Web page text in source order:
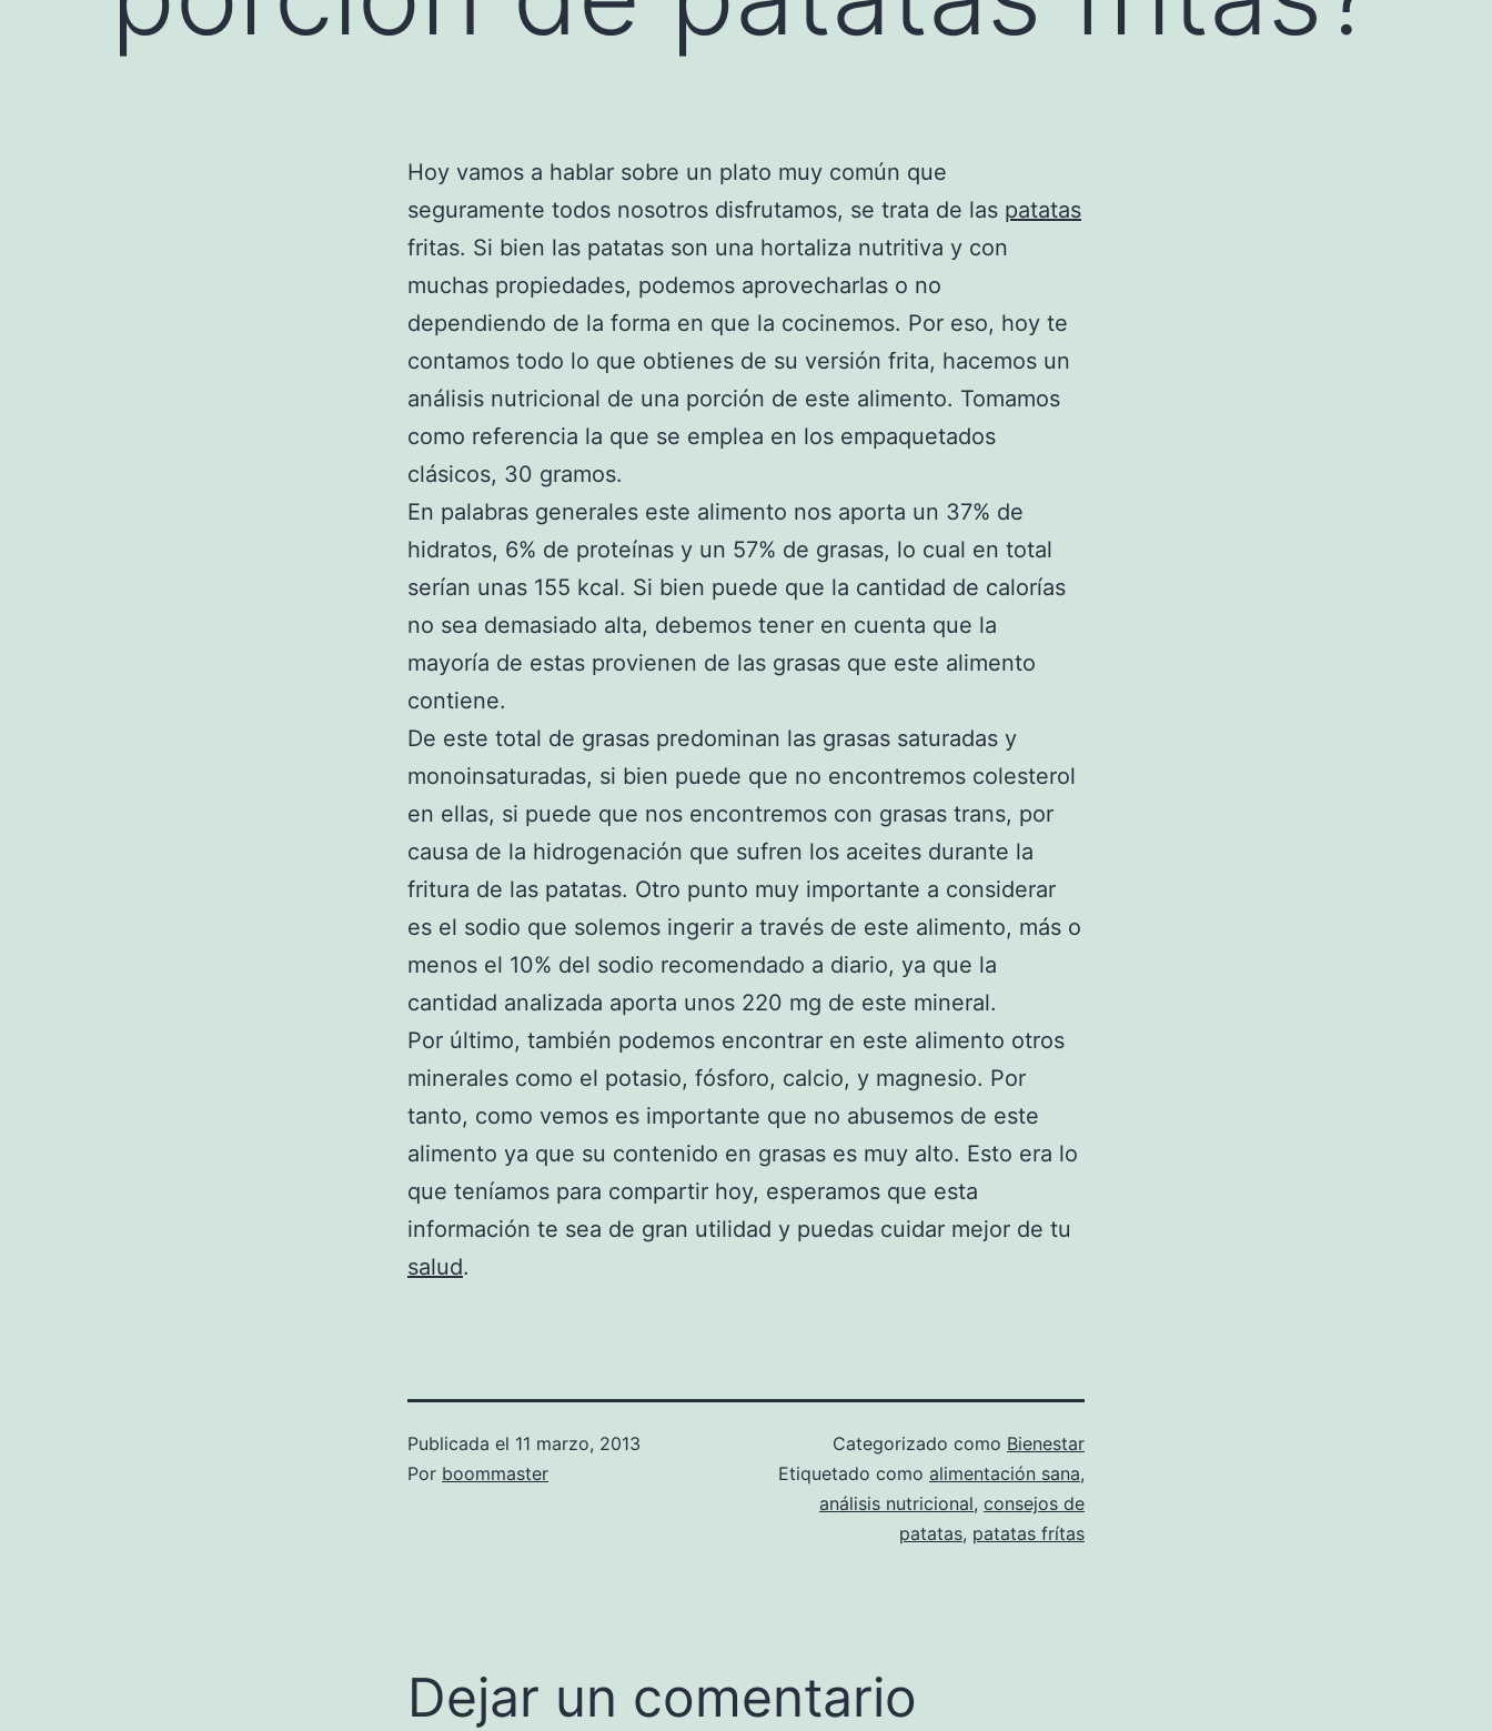
Hoy vamos a hablar sobre un plato muy común que
seguramente todos nosotros disfrutamos, se trata de las patatas
fritas. Si bien las patatas son una hortaliza nutritiva y con
muchas propiedades, podemos aprovecharlas o no
dependiendo de la forma en que la cocinemos. Por eso, hoy te
contamos todo lo que obtienes de su versión frita, hacemos un
análisis nutricional de una porción de este alimento. Tomamos
como referencia la que se emplea en los empaquetados
clásicos, 30 gramos.
En palabras generales este alimento nos aporta un 37% de
hidratos, 6% de proteínas y un 57% de grasas, lo cual en total
serían unas 155 kcal. Si bien puede que la cantidad de calorías
no sea demasiado alta, debemos tener en cuenta que la
mayoría de estas provienen de las grasas que este alimento
contiene.
De este total de grasas predominan las grasas saturadas y
monoinsaturadas, si bien puede que no encontremos colesterol
en ellas, si puede que nos encontremos con grasas trans, por
causa de la hidrogenación que sufren los aceites durante la
fritura de las patatas. Otro punto muy importante a considerar
es el sodio que solemos ingerir a través de este alimento, más o
menos el 10% del sodio recomendado a diario, ya que la
cantidad analizada aporta unos 220 mg de este mineral.
Por último, también podemos encontrar en este alimento otros
minerales como el potasio, fósforo, calcio, y magnesio. Por
tanto, como vemos es importante que no abusemos de este
alimento ya que su contenido en grasas es muy alto. Esto era lo
que teníamos para compartir hoy, esperamos que esta
información te sea de gran utilidad y puedas cuidar mejor de tu
salud.
Publicada el 11 marzo, 2013
Por boommaster
Categorizado como Bienestar
Etiquetado como alimentación sana,
análisis nutricional, consejos de
patatas, patatas frítas
Dejar un comentario